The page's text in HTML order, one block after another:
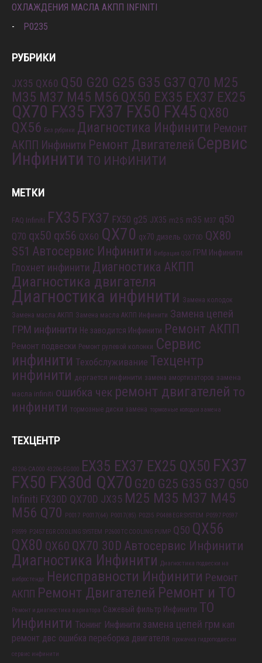
ОХЛАЖДЕНИЯ МАСЛА АКПП INFINITI
P0235
РУБРИКИ
JX35 QX60 Q50 G20 G25 G35 G37 Q70 M25
M35 M37 M45 M56 QX50 EX35 EX37 EX25
QX70 FX35 FX37 FX50 FX45 QX80
QX56 Без рубрики Диагностика Инфинити Ремонт
АКПП Инфинити Ремонт Двигателей Сервис
Инфинити ТО ИНФИНИТИ
МЕТКИ
FAQ Infiniti FX35 FX37 FX50 g25 JX35 m25 m35 M37 q50
Q70 qx50 qx56 QX60 QX70 qx70 дизель QX70D QX80
S51 Автосервис Инфинити Вибрация Q50 ГРМ Инфинити
Глохнет инфинити Диагностика АКПП
Диагностика двигателя
Диагностика инфинити Замена колодок
Замена масла АКПП Замена масла АКПП Инфинити Замена цепей
ГРМ инфинити Не заводится Инфинити Ремонт АКПП
Ремонт подвески Ремонт рулевой колонки Сервис
инфинити Техобслуживание Техцентр
инфинити дергается инфинити замена амортизаторов замена
масла infiniti ошибка чек ремонт двигателей то
инфинити тормозные диски замена тормозные колодки замена
ТЕХЦЕНТР
43206-CA000 43206-EG000 EX35 EX37 EX25 QX50 FX37
FX50 FX30d QX70 G20 G25 G35 G37 Q50
Infiniti FX30D QX70D JX35 M25 M35 M37 M45
M56 Q70 P0017 P0017(64) P0017(85) P0235 P0488 EGR SYSTEM P0597 P0597
P0599 P2457 EGR COOLING SYSTEM P2600 TC COOLING PUMP Q50 QX56
QX80 QX60 QX70 30D Автосервис Инфинити
Диагностика Инфинити Диагностика подвески на
вибростенде Неисправности Инфинити Ремонт
АКПП Ремонт Двигателей Ремонт и ТО
Ремонт и диагностика вариатора Сажевый фильтр Инфинити ТО
Инфинити Тюнинг Инфинити замена цепей грм кап
ремонт двс ошибка переборка двигателя прокачка гидроподвески
сервис инфинити